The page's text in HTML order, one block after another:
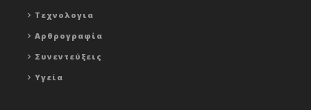
Τεχνολογια
Αρθρογραφία
Συνεντεύξεις
Υγεία